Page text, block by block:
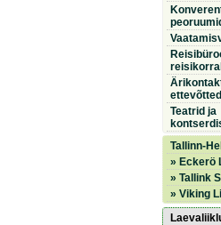
ettevõtted
Teatrid ja
Tallinn-
» Eckerö
» Tallink
» Viking